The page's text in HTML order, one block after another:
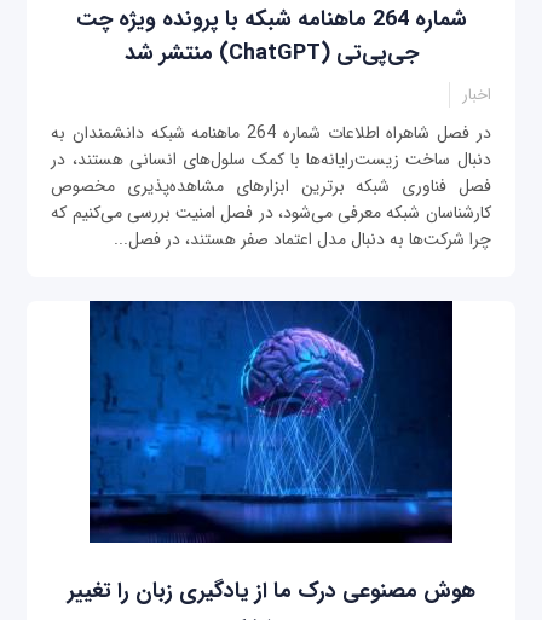
شماره 264 ماهنامه شبکه با پرونده ویژه چت
‌جی‌پی‌تی (ChatGPT) منتشر شد
اخبار
در فصل شاهراه اطلاعات شماره 264 ماهنامه شبکه دانشمندان به
دنبال ساخت زیست‌رایانه‌ها با کمک سلول‌های انسانی هستند، در
فصل فناوری شبکه برترین ابزارهای مشاهده‌پذیری مخصوص
کارشناسان شبکه معرفی‌ می‌شود، در فصل امنیت بررسی می‌کنیم که
چرا شرکت‌ها به دنبال مدل اعتماد صفر هستند، در فصل...
هوش مصنوعی درک ما از یادگیری زبان را تغییر